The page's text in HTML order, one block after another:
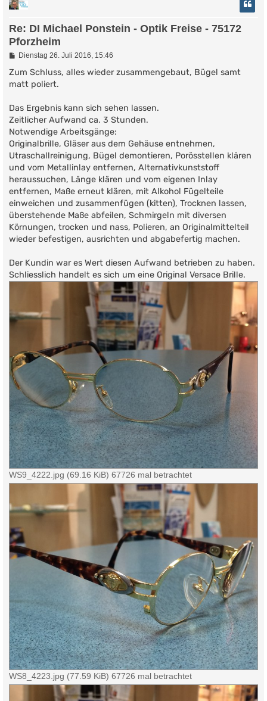
Re: DI Michael Ponstein - Optik Freise - 75172
Pforzheim
B
i
r
g
Dienstag 26. Juli 2016, 15:46
Zum Schluss, alles wieder zusammengebaut, Bügel samt
matt poliert.
Das Ergebnis kann sich sehen lassen.
Zeitlicher Aufwand ca. 3 Stunden.
Notwendige Arbeitsgänge:
Originalbrille, Gläser aus dem Gehäuse entnehmen,
Utraschallreinigung, Bügel demontieren, Porösstellen klären
und vom Metallinlay entfernen, Alternativkunststoff
heraussuchen, Länge klären und vom eigenen Inlay
entfernen, Maße erneut klären, mit Alkohol Fügelteile
einweichen und zusammenfügen (kitten), Trocknen lassen,
überstehende Maße abfeilen, Schmirgeln mit diversen
Körnungen, trocken und nass, Polieren, an Originalmittelteil
wieder befestigen, ausrichten und abgabefertig machen.
Der Kundin war es Wert diesen Aufwand betrieben zu haben.
Schliesslich handelt es sich um eine Original Versace Brille.
WS9_4222.jpg (69.16 KiB) 67726 mal betrachtet
WS8_4223.jpg (77.59 KiB) 67726 mal betrachtet